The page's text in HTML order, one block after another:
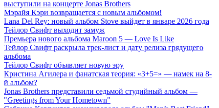
выступили на концерте Jonas Brothers
Мэрайя Кэри возвращается с новым альбомом!
Lana Del Rey: новый альбом Stove выйдет в январе 2026 года
Тейлор Свифт выходит замуж
Премьера нового альбома Maroon 5 — Love Is Like
Тейлор Свифт раскрыла трек-лист и дату релиза грядущего
альбома
Тейлор Свифт объявляет новую эру
Кристина Агилера и фанатская теория: «3+5=» — намек на 8-
й альбом?
Jonas Brothers представили седьмой студийный альбом —
"Greetings from Your Hometown"